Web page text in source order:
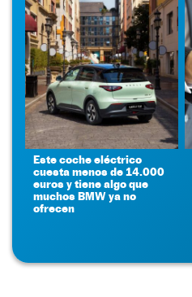
Este coche eléctrico
cuesta menos de 14.000
euros y tiene algo que
muchos BMW ya no
ofrecen